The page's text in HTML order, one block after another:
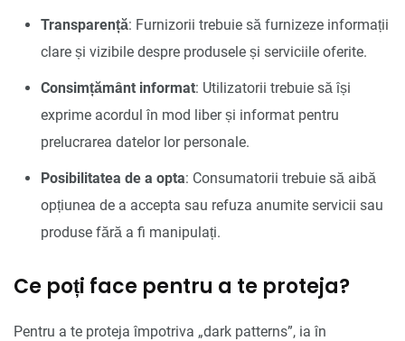
Transparență: Furnizorii trebuie să furnizeze informații
clare și vizibile despre produsele și serviciile oferite.
Consimțământ informat: Utilizatorii trebuie să își
exprime acordul în mod liber și informat pentru
prelucrarea datelor lor personale.
Posibilitatea de a opta: Consumatorii trebuie să aibă
opțiunea de a accepta sau refuza anumite servicii sau
produse fără a fi manipulați.
Ce poți face pentru a te proteja?
Pentru a te proteja împotriva „dark patterns”, ia în